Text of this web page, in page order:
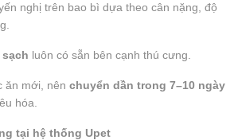
nghị trên bao bì dựa theo cân nặng, độ
luôn có sẵn bên cạnh thú cưng.
ăn mới, nên chuyển dần trong 7–10 ngày
hóa.
tại hệ thống Upet